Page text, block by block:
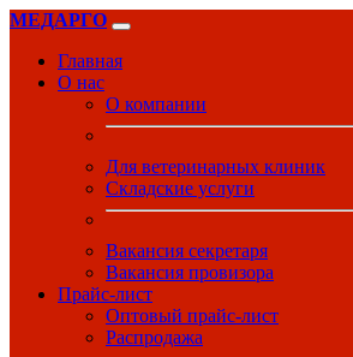
МЕДАРГО
Главная
О нас
О компании
Для ветеринарных клиник
Складские услуги
Вакансия секретаря
Вакансия провизора
Прайс-лист
Оптовый прайс-лист
Распродажа